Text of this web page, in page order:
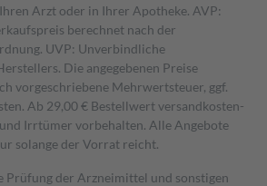
Arzt oder in Ihrer Apotheke. AVP:
berechnet nach der
UVP: Unverbindliche
Die angegebenen Preise
vorgeschriebene Mehrwertsteuer, ggf.
Ab 29,00 € Bestell­wert versand­kosten­
Irrtümer vorbehalten. Alle Angebote
solange der Vorrat reicht.
Prüfung der Arzneimittel und sonstigen